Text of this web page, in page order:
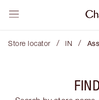
Store locator / IN /